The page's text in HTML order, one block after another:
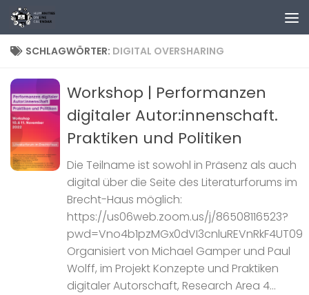
Zum Inhalt springen
SCHLAGWÖRTER: DIGITAL OVERSHARING
Workshop | Performanzen
digitaler Autor:innenschaft.
Praktiken und Politiken
Die Teilname ist sowohl in Präsenz als auch
digital über die Seite des Literaturforums im
Brecht-Haus möglich:
https://us06web.zoom.us/j/86508116523?
pwd=Vno4b1pzMGx0dVI3cnluREVnRkF4UT09
Organisiert von Michael Gamper und Paul
Wolff, im Projekt Konzepte und Praktiken
digitaler Autorschaft, Research Area 4...